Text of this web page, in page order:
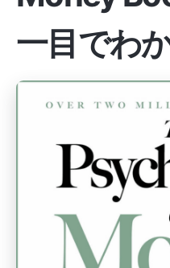
一目でわ